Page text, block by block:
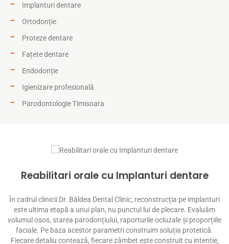
Implanturi dentare
Ortodonție
Proteze dentare
Fațete dentare
Endodonție
Igienizare profesională
Parodontologie Timisoara
Reabilitari orale cu Implanturi dentare
În cadrul clinicii Dr. Bâldea Dental Clinic, reconstrucția pe implanturi
este ultima etapă a unui plan, nu punctul lui de plecare. Evaluăm
volumul osos, starea parodonțiului, raporturile ocluzale și proporțiile
faciale. Pe baza acestor parametri construim soluția protetică.
Fiecare detaliu contează, fiecare zâmbet este construit cu intenție,